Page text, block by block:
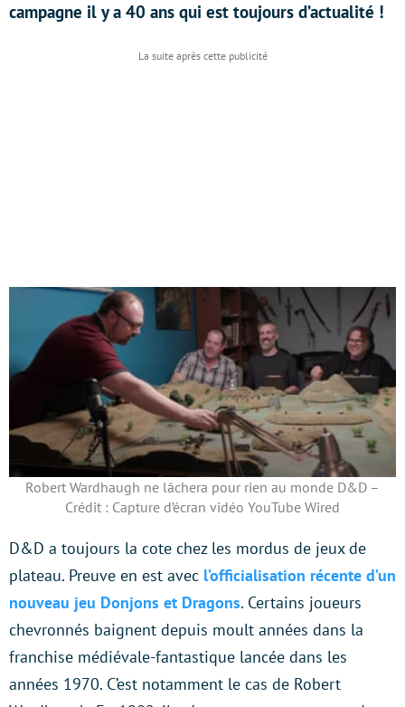
campagne il y a 40 ans qui est toujours d’actualité !
Robert Wardhaugh ne lâchera pour rien au monde D&D –
Crédit : Capture d’écran vidéo YouTube Wired
D&D a toujours la cote chez les mordus de jeux de
plateau. Preuve en est avec l’officialisation récente d’un
nouveau jeu Donjons et Dragons. Certains joueurs
chevronnés baignent depuis moult années dans la
franchise médiévale-fantastique lancée dans les
années 1970. C’est notamment le cas de Robert